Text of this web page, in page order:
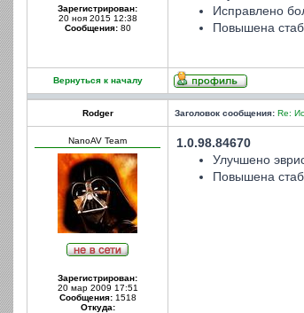
Зарегистрирован:
20 ноя 2015 12:38
Сообщения:80
Исправлено
Повышена
Вернуться к началу
Rodger Заголовок сообщения: Re:
NanoAV Team
Зарегистрирован:
20 мар 2009 17:51
Сообщения:1518
Откуда:
1.0.98.84670
Улучшено
Повышена